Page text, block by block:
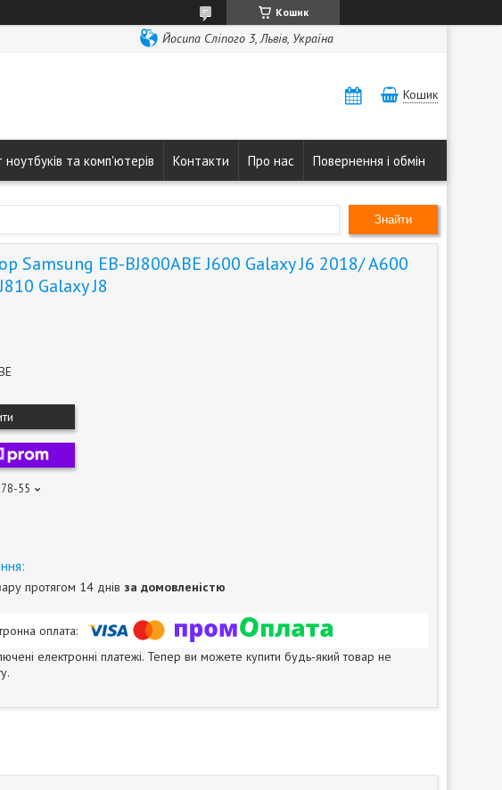
Кошик
Йосипа Сліпого 3, Львів, Україна
Кошик
та комп'ютерів Контакти Про нас Повернення і обмін
Знайти
Samsung EB-BJ800ABE J600 Galaxy J6 2018/ A600
Galaxy J8
55
протягом 14 днів за домовленістю
електронні платежі. Тепер ви можете купити будь-який товар не